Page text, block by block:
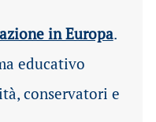
in Europa.
educativo
conservatori e